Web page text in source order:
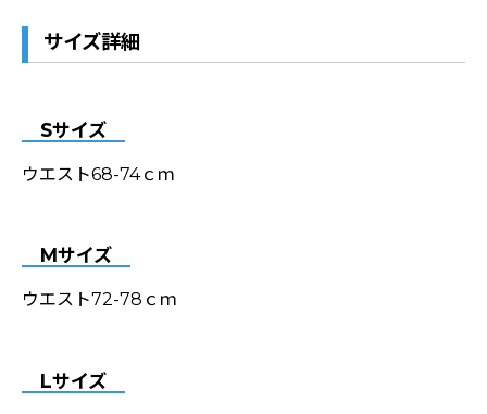
サイズ詳細
Sサイズ
ウエスト68-74ｃｍ
Mサイズ
ウエスト72-78ｃｍ
Lサイズ